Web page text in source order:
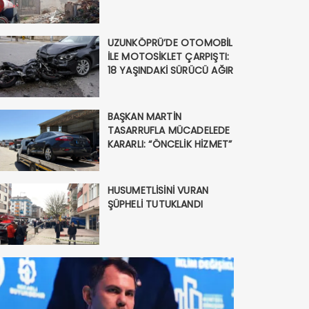
TRAFİK KAZASI 6
UZUNKÖPRÜ’DE OTOMOBİL
İLE MOTOSİKLET ÇARPIŞTI:
18 YAŞINDAKİ SÜRÜCÜ AĞIR
BAŞKAN MARTİN
TASARRUFLA MÜCADELEDE
KARARLI: “ÖNCELİK HİZMET”
HUSUMETLİSİNİ VURAN
ŞÜPHELİ TUTUKLANDI